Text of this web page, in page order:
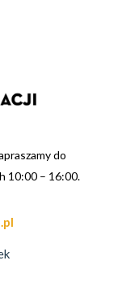
do
10:00 – 16:00.